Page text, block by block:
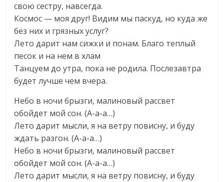
свою сестру, навсегда.
Космос — моя друг! Видим мы паскуд, но куда же
без них и грязных услуг?
Лето дарит нам сижки и понам. Благо теплый
песок и на нем в хлам
Танцуем до утра, пока не родила. Послезавтра
будет лучше чем вчера.
Небо в ночи брызги, малиновый рассвет
обойдет мой сон. (А-а-а…)
Лето дарит мысли, я на ветру повисну, и буду
ждать разгон. (А-а-а…)
Небо в ночи брызги, малиновый рассвет
обойдет мой сон. (А-а-а…)
Лето дарит мысли, я на ветру повисну, и буду